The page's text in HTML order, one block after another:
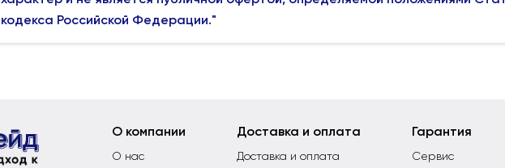
кодекса Российской Федерации."
О компании
О наc
Доставка и оплата
Доставка и оплата
Гарантия
Сервис